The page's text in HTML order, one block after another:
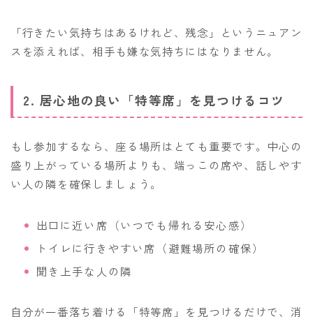
「行きたい気持ちはあるけれど、残念」というニュアン
スを添えれば、相手も嫌な気持ちにはなりません。
2. 居心地の良い「特等席」を見つけるコツ
もし参加するなら、座る場所はとても重要です。中心の
盛り上がっている場所よりも、端っこの席や、話しやす
い人の隣を確保しましょう。
出口に近い席（いつでも帰れる安心感）
トイレに行きやすい席（避難場所の確保）
聞き上手な人の隣
自分が一番落ち着ける「特等席」を見つけるだけで、消